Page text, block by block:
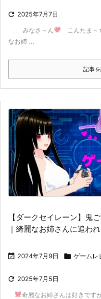
 2025年7月7日
みなさ～ん
こんたま
なお姉 ...
記事
【ダークセイレーン】鬼
｜綺麗なお姉さんに追わ
 2024年7月9日  ゲームレ
 2025年7月5日
奇麗なお姉さんは好きで